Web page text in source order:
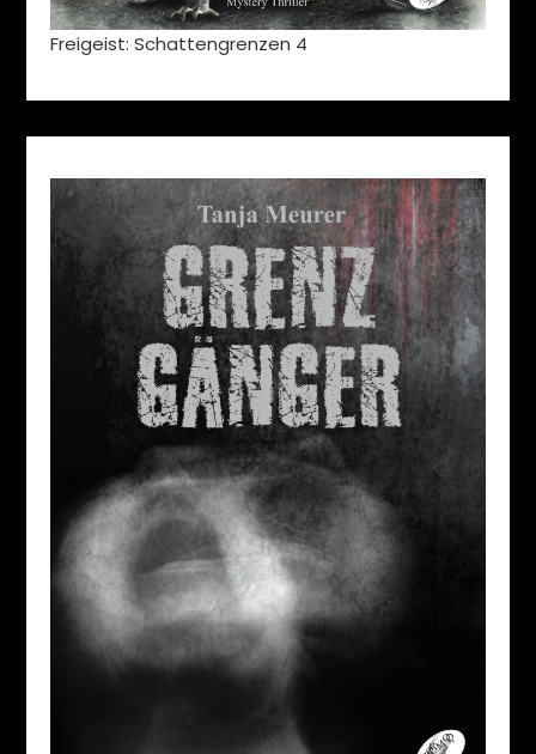
Freigeist: Schattengrenzen 4